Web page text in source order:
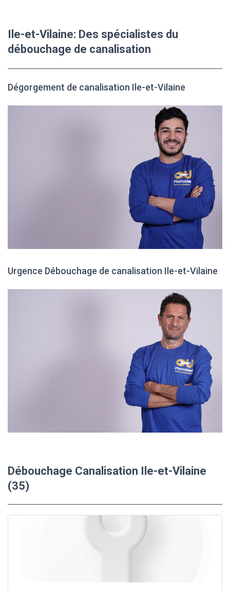
Ile-et-Vilaine: Des spécialistes du
débouchage de canalisation
Dégorgement de canalisation Ile-et-Vilaine
Urgence Débouchage de canalisation Ile-et-Vilaine
Débouchage Canalisation Ile-et-Vilaine
(35)